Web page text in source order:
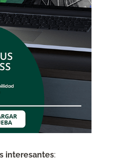
interesantes: